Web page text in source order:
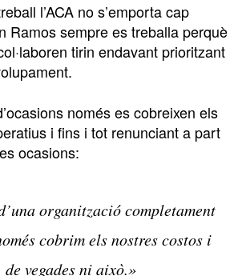
l’ACA no s’emporta cap
Ramos sempre es treballa perquè
tirin endavant prioritzant
només es cobreixen els
i fins i tot renunciant a part
ocasions:
organització completament
cobrim els nostres costos i
de vegades ni això.»